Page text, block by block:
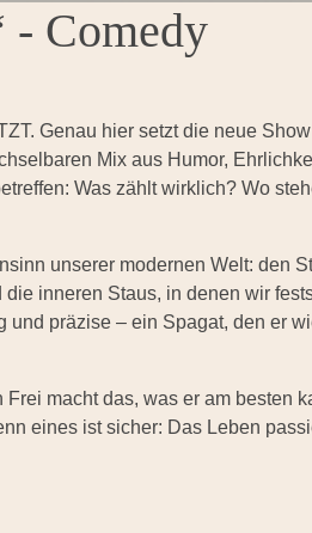
- Comedy
Genau hier setzt die neue
Mix aus Humor,
Was zählt wirklich? Wo
unserer modernen Welt: den
inneren Staus, in denen wir
und präzise – ein Spagat, den er
macht das, was er am besten
eines ist sicher: Das Leben